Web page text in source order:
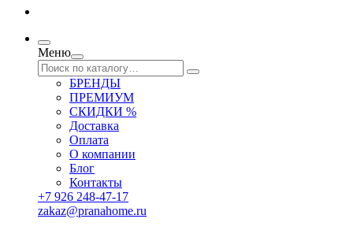
Меню
БРЕНДЫ
ПРЕМИУМ
СКИДКИ %
Доставка
Оплата
О компании
Блог
Контакты
+7 926 248-47-17
zakaz@pranahome.ru